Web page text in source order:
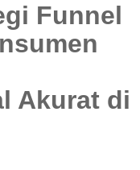
Funnel
Akurat di